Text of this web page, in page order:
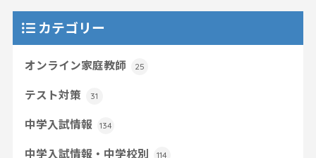
カテゴリー
オンライン家庭教師 25
テスト対策 31
中学入試情報 134
中学入試情報・中学校別 114